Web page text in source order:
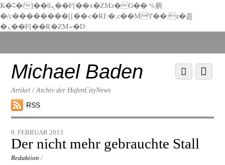
K�ʭ�/|��ϐܢ��F[��x�ZMz�G�� %嬩
�/c��������[[��<�RI:�:c��MΎ��:z�졾
�ܢ��F[��R�ZM~�D
down
contentMichael Baden
Artikel / Archiv der HafenCityNews
RSS
Menu
Scroll
down
9. FEBRUAR 2013
Der nicht mehr gebrauchte Stall
Redaktion /